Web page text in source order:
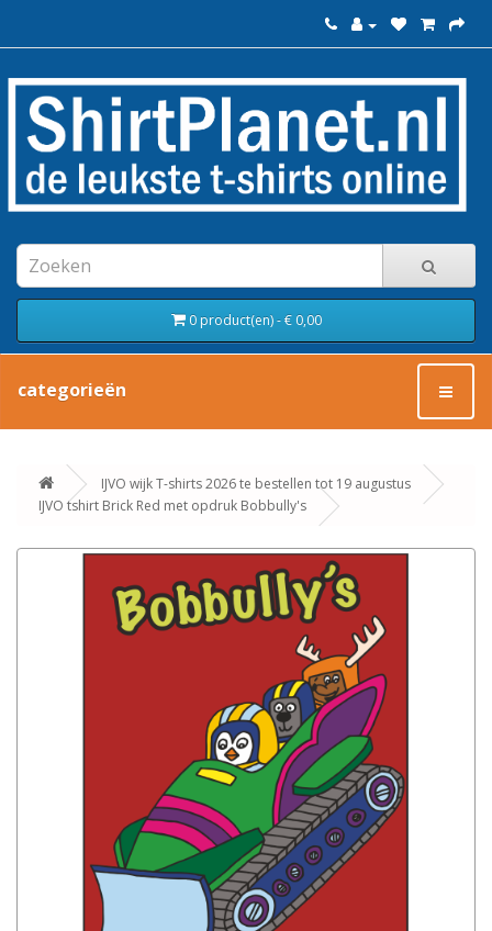
0 product(en) - € 0,00
categorieën
IJVO wijk T-shirts 2026 te bestellen tot 19 augustus
IJVO tshirt Brick Red met opdruk Bobbully's